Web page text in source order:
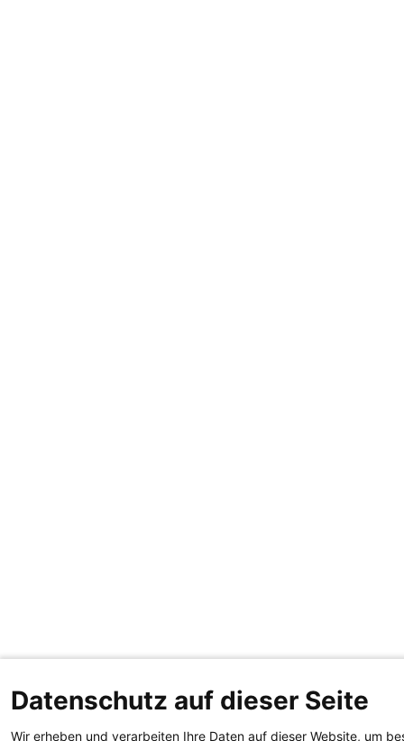
Datenschutz auf dieser Seite
Wir erheben und verarbeiten Ihre Daten auf dieser Website, um